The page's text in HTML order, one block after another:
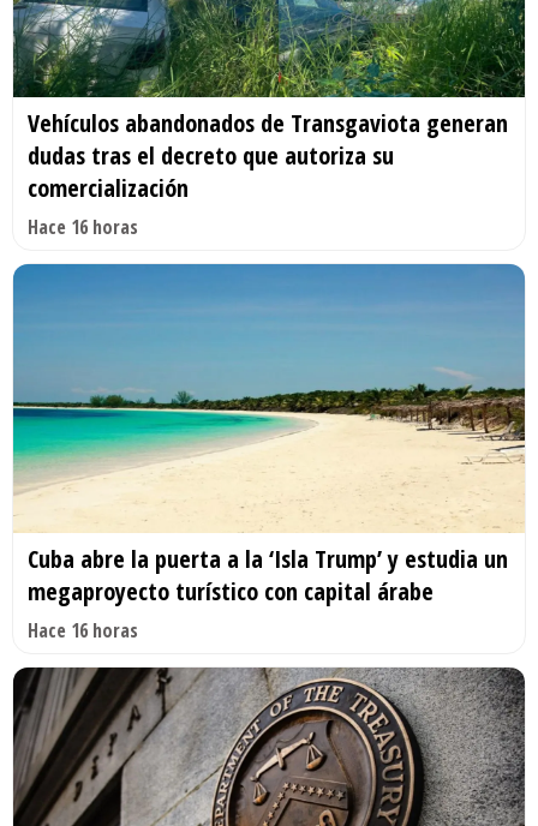
Vehículos abandonados de Transgaviota generan
dudas tras el decreto que autoriza su
comercialización
Hace 16 horas
Cuba abre la puerta a la ‘Isla Trump’ y estudia un
megaproyecto turístico con capital árabe
Hace 16 horas